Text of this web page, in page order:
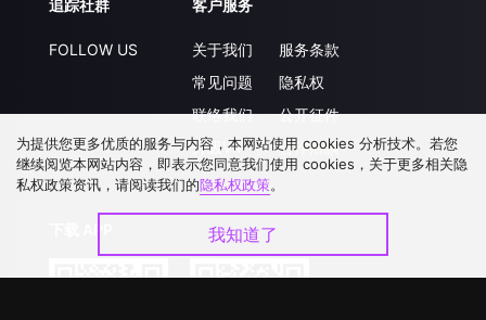
追踪社群
FOLLOW US
客户服务
关于我们
常见问题
联络我们
升级VIP
服务条款
隐私权
公开征件
合作洽談
为提供您更多优质的服务与内容，本网站使用 cookies 分析技术。若您
继续阅览本网站内容，即表示您同意我们使用 cookies，关于更多相关隐
私权政策资讯，请阅读我们的隐私权政策。
我知道了